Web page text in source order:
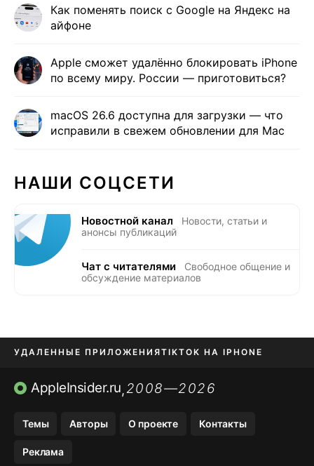
Как поменять поиск с Google на Яндекс на
айфоне
Apple сможет удалённо блокировать iPhone
по всему миру. России — приготовиться?
macOS 26.6 доступна для загрузки — что
исправили в свежем обновлении для Mac
НАШИ СОЦСЕТИ
Новостной канал
Новости, статьи и
анонсы публикаций
Чат с читателями
Свободное общение и
обсуждение материалов
УДАЛЕННЫЕ ПРИЛОЖЕНИЯTIKTOK НА IPHONE
ПРИЛОЖЕНИЯ БЕЗ APP STORE
AppleInsider.ru,2008—2026
Темы Авторы О проекте Контакты
Реклама